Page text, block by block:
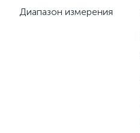
Диапазон измерения